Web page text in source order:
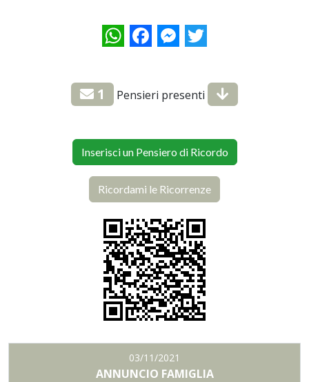
WhatsAppFacebookMessenger
Twitter
1 Pensieri presenti
Inserisci un Pensiero di Ricordo
Ricordami le Ricorrenze
03/11/2021
ANNUNCIO FAMIGLIA